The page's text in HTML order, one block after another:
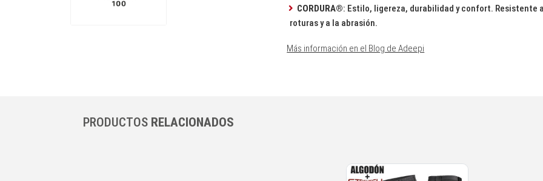
CORDURA®: Estilo, ligereza, durabilidad y confort. Resistente
roturas y a la abrasión.
Más información en el Blog de Adeepi
PRODUCTOS RELACIONADOS